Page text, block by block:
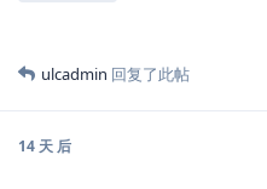
ulcadmin 回复了此帖
14 天 后